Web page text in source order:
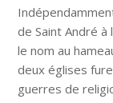
de Saint André à
le nom au
deux églises
guerres de